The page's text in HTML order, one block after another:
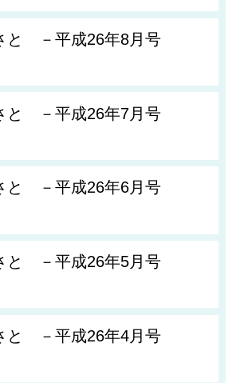
と －平成26年8月号
と －平成26年7月号
と －平成26年6月号
と －平成26年5月号
と －平成26年4月号